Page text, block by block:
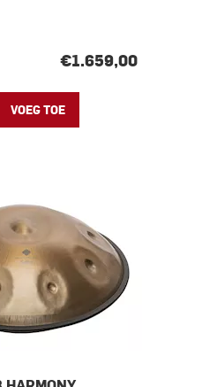
€1.659,00
VOEG TOE